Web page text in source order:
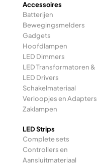
Accessoires
Batterijen
Bewegingsmelders
Gadgets
Hoofdlampen
LED Dimmers
LED Transformatoren &
LED Drivers
Schakelmateriaal
Verloopjes en Adapters
Zaklampen
LED Strips
Complete sets
Controllers en
Aansluitmateriaal